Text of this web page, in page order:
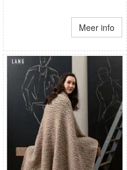
Meer info